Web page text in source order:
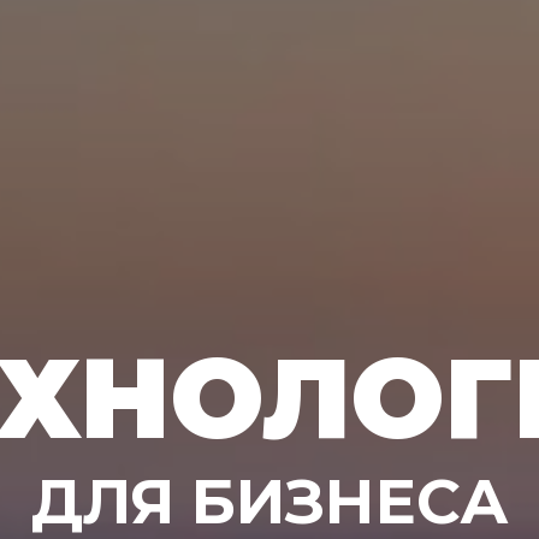
ДЛЯ БИЗНЕСА